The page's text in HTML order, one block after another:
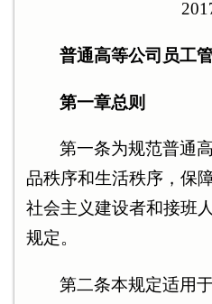
2017年2
普通高等公司员工
第一章总则
第一条为规范普通
品秩序和生活秩序，保
社会主义建设者和接班
规定。
第二条本规定适用